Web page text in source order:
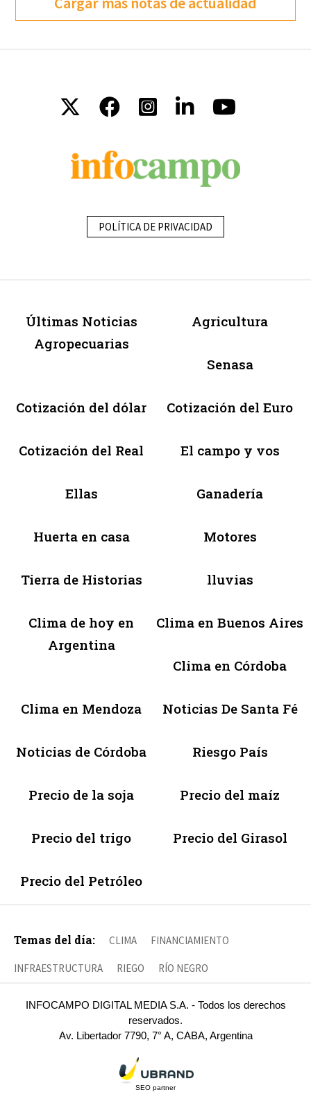
POLÍTICA DE PRIVACIDAD
Últimas Noticias
Agropecuarias
Agricultura
Senasa
Cotización del dólar Cotización del Euro
Cotización del Real El campo y vos
Ellas Ganadería
Huerta en casa Motores
Tierra de Historias lluvias
Clima de hoy en
Argentina
Clima en Buenos Aires
Clima en Córdoba
Clima en Mendoza Noticias De Santa Fé
Noticias de Córdoba Riesgo País
Precio de la soja Precio del maíz
Precio del trigo Precio del Girasol
Precio del Petróleo
Temas del día: CLIMA FINANCIAMIENTO
INFRAESTRUCTURA RIEGO RÍO NEGRO
INFOCAMPO DIGITAL MEDIA S.A. - Todos los derechos
reservados.
Av. Libertador 7790, 7° A, CABA, Argentina
SEO partner